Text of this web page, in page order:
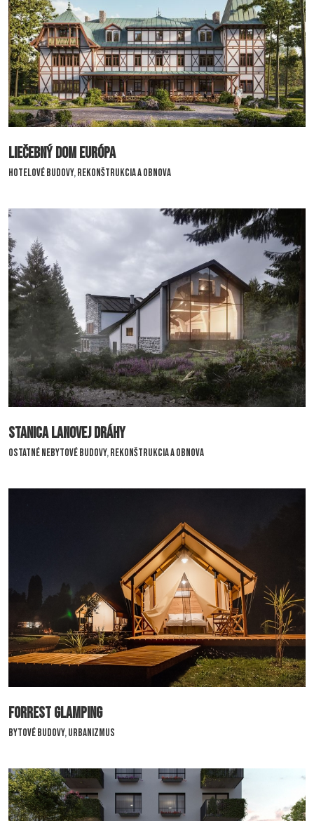
Liečebný dom Európa
Liečebný dom Európa
Hotelové budovy,Rekonštrukcia a obnova
Stanica lanovej dráhy
Ostatné nebytové budovy,Rekonštrukcia a obnova
ForRest Glamping
ForRest Glamping
Bytové budovy,Urbanizmus